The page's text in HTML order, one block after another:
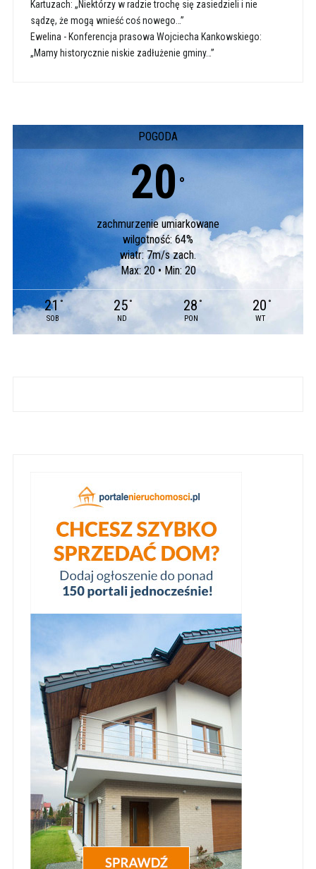
Kartuzach: „Niektórzy w radzie trochę się zasiedzieli i nie
sądzę, że mogą wnieść coś nowego…”
Ewelina - Konferencja prasowa Wojciecha Kankowskiego:
„Mamy historycznie niskie zadłużenie gminy…”
POGODA
20 °
zachmurzenie umiarkowane
wilgotność: 64%
wiatr: 7m/s zach.
Max: 20 • Min: 20
21 °
SOB
25 °
ND
28 °
PON
20 °
WT